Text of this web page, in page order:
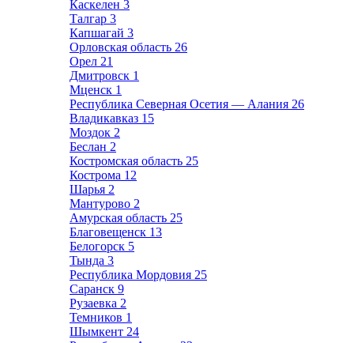
Каскелен 3
Талгар 3
Капшагай 3
Орловская область 26
Орел 21
Дмитровск 1
Мценск 1
Республика Северная Осетия — Алания 26
Владикавказ 15
Моздок 2
Беслан 2
Костромская область 25
Кострома 12
Шарья 2
Мантурово 2
Амурская область 25
Благовещенск 13
Белогорск 5
Тында 3
Республика Мордовия 25
Саранск 9
Рузаевка 2
Темников 1
Шымкент 24